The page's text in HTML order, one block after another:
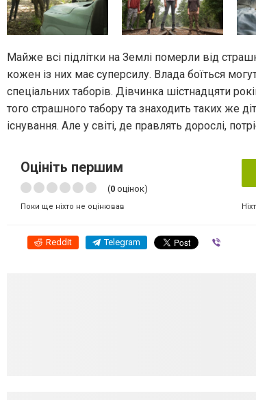
Майже всі підлітки на Землі померли від
кожен із них має суперсилу. Влада боїться
спеціальних таборів. Дівчинка шістнадцяти
того страшного табору та знаходить таких же
існування. Але у світі, де правлять дорослі,
Оцініть першим
(0 оцінок)
Поки ще ніхто не оцінював
Reddit Telegram